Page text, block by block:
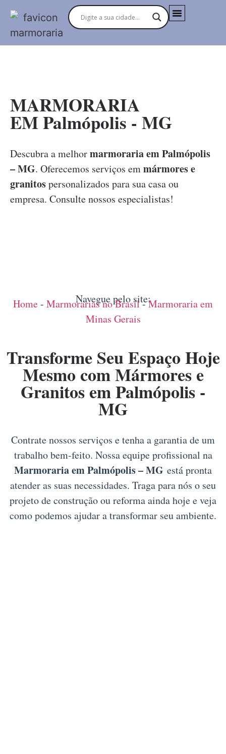
MARMORARIA
EM Palmópolis - MG
Descubra a melhormarmoraria em Palmópolis
– MG. Oferecemos serviços emmármores e
granitospersonalizados para sua casa ou
empresa. Consulte nossos especialistas!
Navegue pelo site:
Home- Marmorarias no Brasil-Marmoraria em
Minas Gerais
Transforme Seu Espaço Hoje
Mesmo com Mármores e
Granitos em Palmópolis -
MG
Contrate nossos serviços e tenha a garantia de um
trabalho bem-feito. Nossa equipe profissional na
Marmoraria em Palmópolis – MG está pronta
atender as suas necessidades. Traga para nós o seu
projeto de construção ou reforma ainda hoje e veja
como podemos ajudar a transformar seu ambiente.